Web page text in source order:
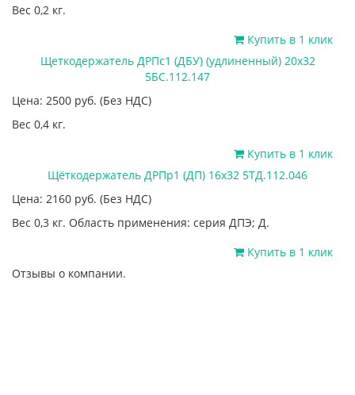
Вес 0,2 кг.
Купить в 1 клик
Щеткодержатель ДРПс1 (ДБУ) (удлиненный) 20х32
5БС.112.147
Цена: 2500 руб. (Без НДС)
Вес 0,4 кг.
Купить в 1 клик
Щёткодержатель ДРПр1 (ДП) 16х32 5ТД.112.046
Цена: 2160 руб. (Без НДС)
Вес 0,3 кг. Область применения: серия ДПЭ; Д.
Купить в 1 клик
Отзывы о компании.